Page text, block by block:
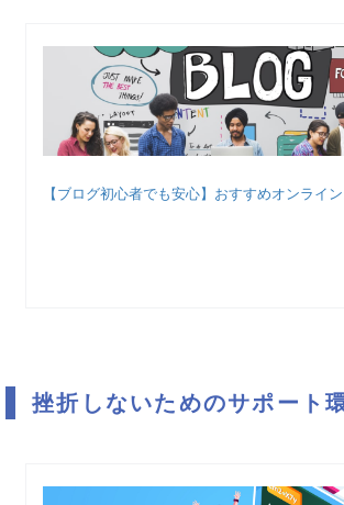
【ブログ初心者でも安心】おすすめオンライ
挫折しないためのサポート